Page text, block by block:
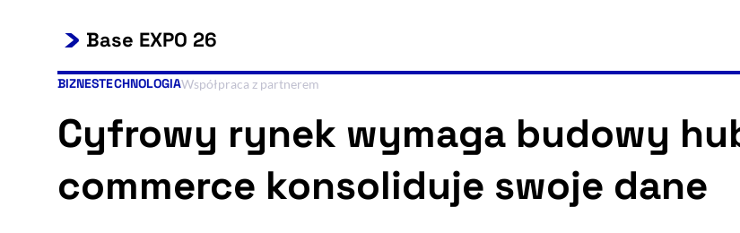
Base EXPO 26
Kategorie artykułu:
BIZNESTECHNOLOGIAWspółpraca z partnerem
Cyfrowy rynek wymaga budowy
commerce konsoliduje swoje dane